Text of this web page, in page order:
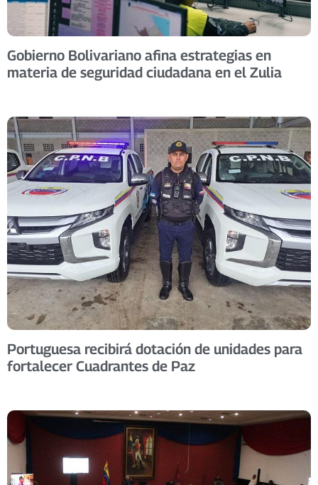
Gobierno Bolivariano afina estrategias en
materia de seguridad ciudadana en el Zulia
Portuguesa recibirá dotación de unidades para
fortalecer Cuadrantes de Paz